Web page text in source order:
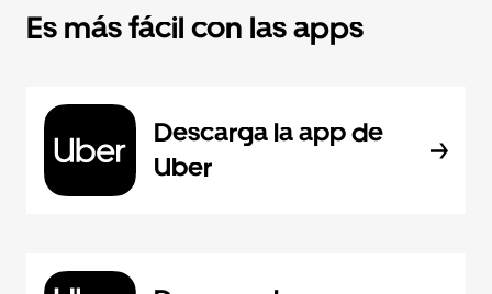
Es más fácil con las apps
Descarga la app de
Uber